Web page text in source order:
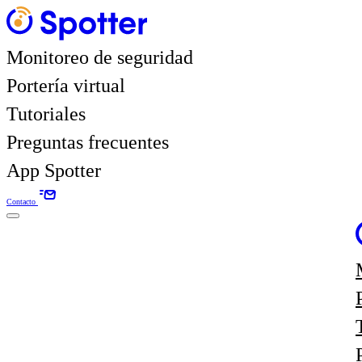
Monitoreo de seguridad
Portería virtual
Tutoriales
Preguntas frecuentes
App Spotter
Contacto